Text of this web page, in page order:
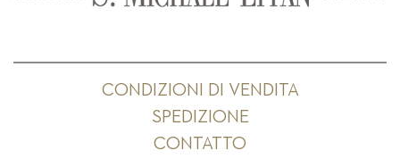
CONDIZIONI DI VENDITA
SPEDIZIONE
CONTATTO